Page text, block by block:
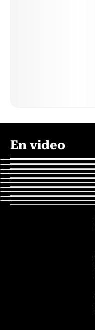
En video